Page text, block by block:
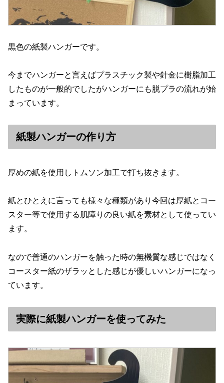
黒色の紙製ハンガーです。
今までハンガーと言えばプラスチック製や針金に樹脂加工
したものが一般的でしたがハンガーにも脱プラの流れが始
まっています。
紙製ハンガーの作り方
厚めの紙を使用しトムソン加工で打ち抜きます。
紙とひとえに言っても様々な種類があり今回は厚紙とコー
スター等で使用する肌障りの良い紙を素材として使ってい
ます。
なので普通のハンガーを触った時の無機質な感じではなく
コースター紙のザラッとした感じが優しいハンガーになっ
ています。
実際に紙製ハンガーを使ってみた